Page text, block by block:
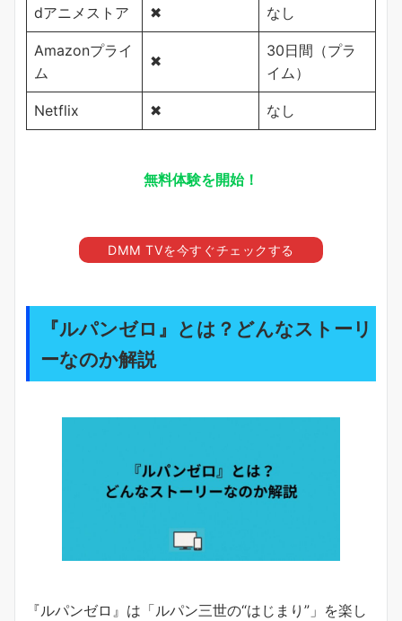
dアニメストア ✖ なし
Amazonプライ
ム
✖
30日間（プラ
イム）
Netflix ✖ なし
無料体験を開始！
DMM TVを今すぐチェックする
『ルパンゼロ』とは？どんなストーリ
ーなのか解説
『ルパンゼロ』は「ルパン三世の“はじまり”」を楽し